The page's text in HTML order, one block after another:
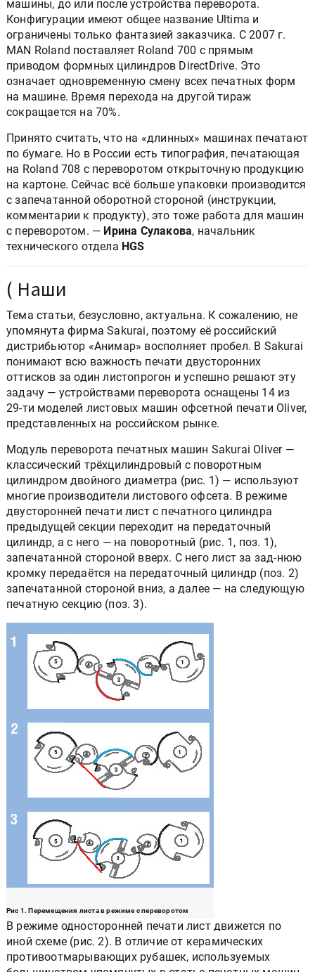
машины, до или после устройства переворота.
Конфигурации имеют общее название Ultima и
ограничены только фантазией заказчика. С 2007 г.
MAN Roland поставляет Roland 700 с прямым
приводом формных цилиндров DirectDrive. Это
означает одновременную смену всех печатных форм
на машине. Время перехода на другой тираж
сокращается на 70%.
Принято считать, что на «длинных» машинах печатают
по бумаге. Но в России есть типография, печатающая
на Roland 708 с переворотом открыточную продукцию
на картоне. Сейчас всё больше упаковки производится
с запечатанной оборотной стороной (инструкции,
комментарии к продукту), это тоже работа для машин
с переворотом. — Ирина Сулакова, начальник
технического отдела HGS
( Наши
Тема статьи, безусловно, актуальна. К сожалению, не
упомянута фирма Sakurai, поэтому её российский
дистрибьютор «Анимар» восполняет пробел. В Sakurai
понимают всю важность печати двусторонних
оттисков за один листопрогон и успешно решают эту
задачу — устройствами переворота оснащены 14 из
29-ти моделей листовых машин офсетной печати Oliver,
представленных на российском рынке.
Модуль переворота печатных машин Sakurai Oliver —
классический трёхцилиндровый с поворотным
цилиндром двойного диаметра (рис. 1) — используют
многие производители листового офсета. В режиме
двусторонней печати лист с печатного цилиндра
предыдущей секции переходит на передаточный
цилиндр, а с него — на поворотный (рис. 1, поз. 1),
запечатанной стороной вверх. С него лист за зад-нюю
кромку передаётся на передаточный цилиндр (поз. 2)
запечатанной стороной вниз, а далее — на следующую
печатную секцию (поз. 3).
Рис 1. Перемещения листа в режиме с переворотом
В режиме односторонней печати лист движется по
иной схеме (рис. 2). В отличие от керамических
противоотмарывающих рубашек, используемых